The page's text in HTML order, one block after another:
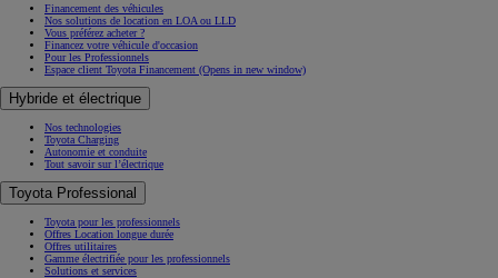
Financement des véhicules
Nos solutions de location en LOA ou LLD
Vous préférez acheter ?
Financez votre véhicule d'occasion
Pour les Professionnels
Espace client Toyota Financement (Opens in new window)
Hybride et électrique
Nos technologies
Toyota Charging
Autonomie et conduite
Tout savoir sur l’électrique
Toyota Professional
Toyota pour les professionnels
Offres Location longue durée
Offres utilitaires
Gamme électrifiée pour les professionnels
Solutions et services